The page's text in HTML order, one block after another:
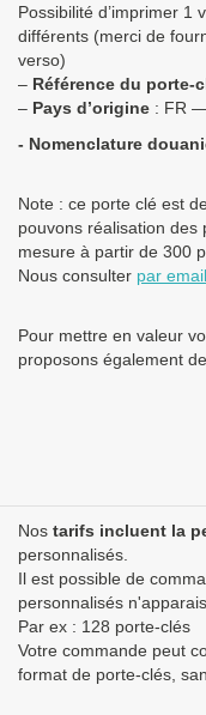
Possibilité d’imprimer 1
différents (merci de
verso)
– Référence du porte-
– Pays d’origine : FR
- Nomenclature
Note : ce porte clé est
pouvons réalisation des
mesure à partir de 300
Nous consulter par email
Pour mettre en valeur
proposons également
Nos tarifs incluent la
personnalisés.
Il est possible de
personnalisés
Par ex : 128 porte-clés
Votre commande peut
format de porte-clés,